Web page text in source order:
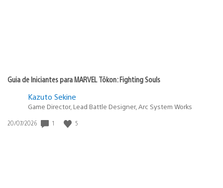
Guia de Iniciantes para MARVEL Tōkon: Fighting Souls
Kazuto Sekine
Game Director, Lead Battle Designer, Arc System Works
Data
20/07/2026 1 5